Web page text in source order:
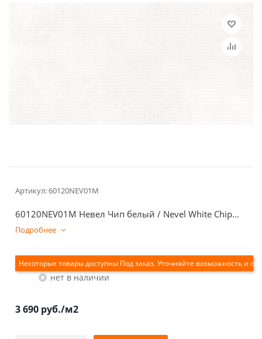
Артикул:60120NEV01M
60120NEV01M Невел Чип белый / Nevel White Chip...
Подробнее
Екатеринбург
Нет в наличии
3 690 руб./м2